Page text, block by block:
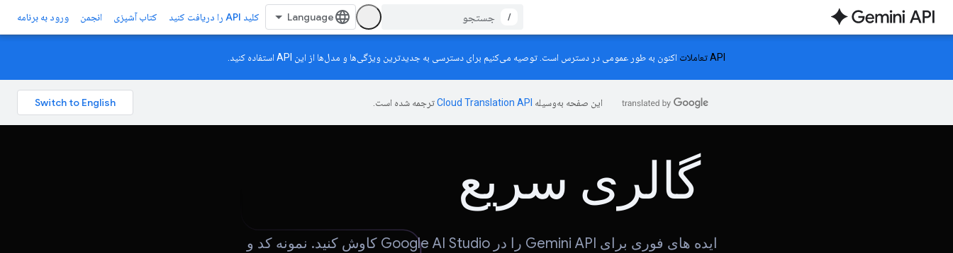
/ کلید API را دریافت کنید کتاب آشپزی انجمن ورود به برنامه
API تعاملات اکنون به طور عمومی در دسترس است. توصیه می‌کنیم برای دسترسی به جدیدترین ویژگی‌ها و مدل‌ها از این API استفاده کنید.
این صفحه به‌وسیله ترجمه شده است.
گالری سریع
ایده های فوری برای Gemini API را در Google AI Studio کاوش کنید. نمونه کد و